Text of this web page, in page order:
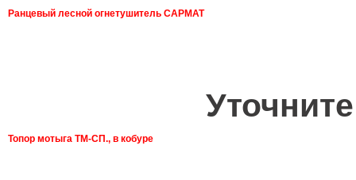
Ранцевый лесной огнетушитель САРМАТ
Топор мотыга ТМ-СП., в кобуре